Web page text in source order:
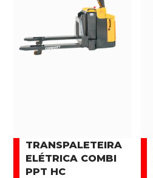
TRANSPALETEIRA
ELÉTRICA COMBI
PPT HC